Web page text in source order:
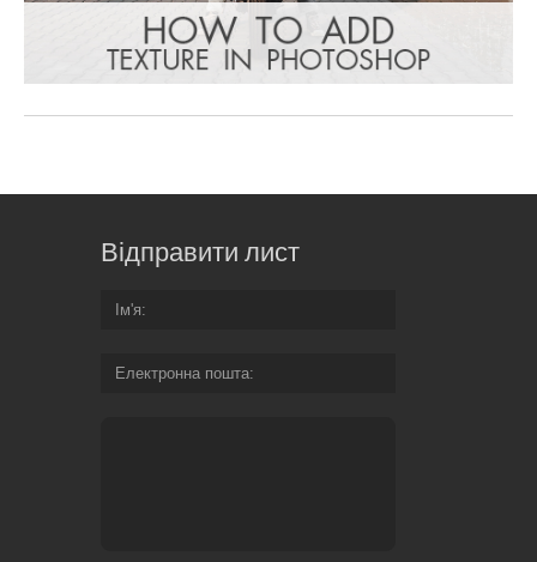
Відправити лист
Ім'я
Електронна пошта